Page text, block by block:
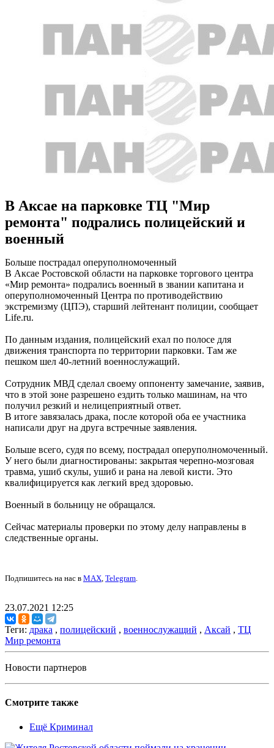
В Аксае на парковке ТЦ "Мир
ремонта" подрались полицейский и
военный
Больше пострадал оперуполномоченный
В Аксае Ростовской области на парковке торгового центра
«Мир ремонта» подрались военный в звании капитана и
оперуполномоченный Центра по противодействию
экстремизму (ЦПЭ), старший лейтенант полиции, сообщает
Life.ru.
По данным издания, полицейский ехал по полосе для
движения транспорта по территории парковки. Там же
пешком шел 40-летний военнослужащий.
Сотрудник МВД сделал своему оппоненту замечание, заявив,
что в этой зоне разрешено ездить только машинам, на что
получил резкий и нелицеприятный ответ.
В итоге завязалась драка, после которой оба ее участника
написали друг на друга встречные заявления.
Больше всего, судя по всему, пострадал оперуполномоченный.
У него были диагностированы: закрытая черепно-мозговая
травма, ушиб скулы, ушиб и рана на левой кисти. Это
квалифицируется как легкий вред здоровью.
Военный в больницу не обращался.
Сейчас материалы проверки по этому делу направлены в
следственные органы.
Подпишитесь на нас в MAX, Telegram.
23.07.2021 12:25
Теги: драка , полицейский , военнослужащий , Аксай , ТЦ
Мир ремонта
Новости партнеров
Смотрите также
Ещё Криминал